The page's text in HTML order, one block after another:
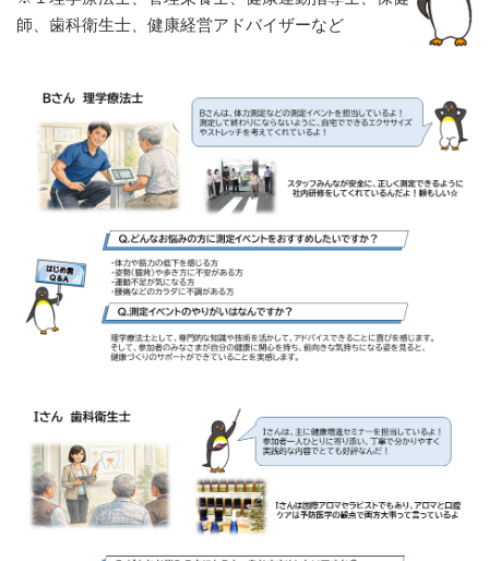
師、歯科衛生士、健康経営アドバイザーなど